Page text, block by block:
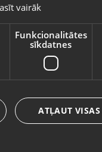
vairāk
Funkcionalitātes
sīkdatnes
ATĻAUT